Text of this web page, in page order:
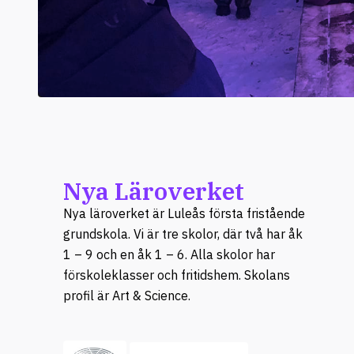
Nya Läroverket
Nya läroverket är Luleås första fristående
grundskola. Vi är tre skolor, där två har åk
1 – 9 och en åk 1 – 6. Alla skolor har
förskoleklasser och fritidshem. Skolans
profil är Art & Science.